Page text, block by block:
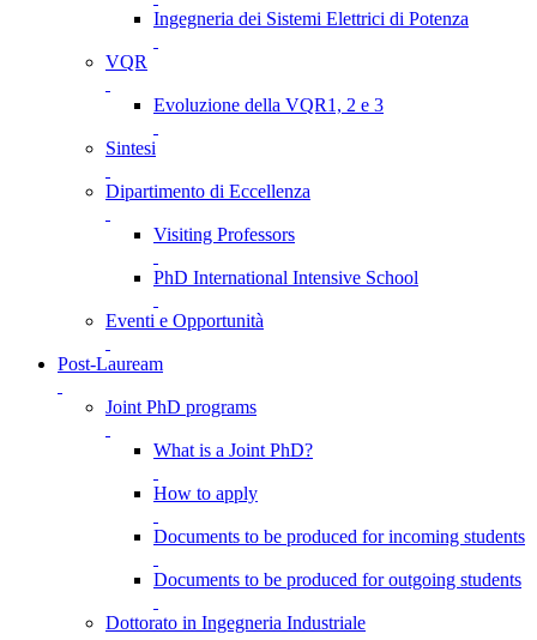
Ingegneria dei Sistemi Elettrici di Potenza
VQR
Evoluzione della VQR1, 2 e 3
Sintesi
Dipartimento di Eccellenza
Visiting Professors
PhD International Intensive School
Eventi e Opportunità
Post-Lauream
Joint PhD programs
What is a Joint PhD?
How to apply
Documents to be produced for incoming students
Documents to be produced for outgoing students
Dottorato in Ingegneria Industriale